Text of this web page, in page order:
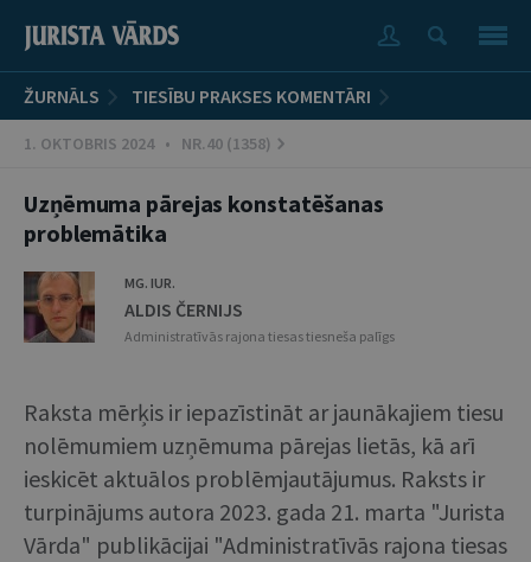
ŽURNĀLS TIESĪBU PRAKSES KOMENTĀRI
1. OKTOBRIS 2024 • NR.40 (1358)
Uzņēmuma pārejas konstatēšanas
problemātika
MG. IUR.
ALDIS ČERNIJS
Administratīvās rajona tiesas tiesneša palīgs
Raksta mērķis ir iepazīstināt ar jaunākajiem tiesu
nolēmumiem uzņēmuma pārejas lietās, kā arī
ieskicēt aktuālos problēmjautājumus. Raksts ir
turpinājums autora 2023. gada 21. marta "Jurista
Vārda" publikācijai "Administratīvās rajona tiesas